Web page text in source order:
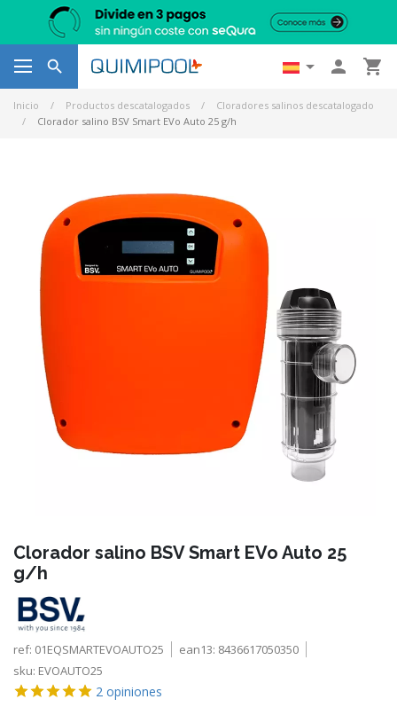
   
Inicio Productos descatalogados
Cloradores salinos descatalogado
Clorador salino BSV Smart EVo Auto 25 g/h
Clorador salino BSV Smart EVo Auto 25
g/h
ref: 01EQSMARTEVOAUTO25 ean13: 8436617050350
sku: EVOAUTO25
2 opiniones